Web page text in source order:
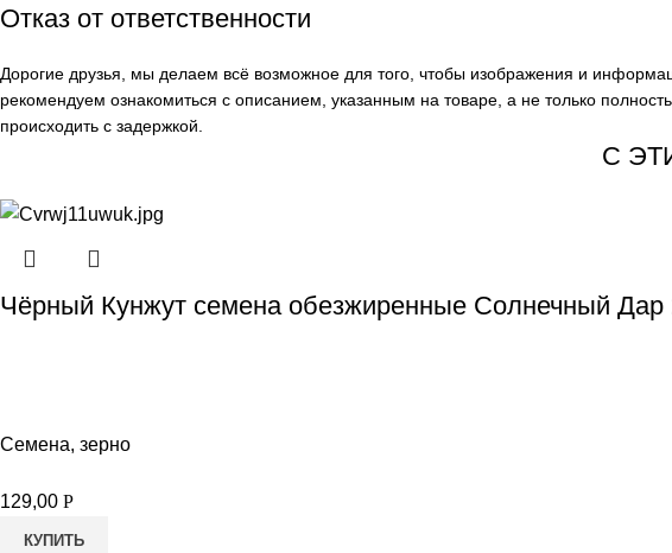
Отказ от ответственности
Дорогие друзья, мы делаем всё возможное для того, чтобы изображения и
рекомендуем ознакомиться с описанием, указанным на товаре, а не только
происходить с задержкой.
С
Чёрный Кунжут семена обезжиренные Солнечный Дар
Семена, зерно
129,00 Р
КУПИТЬ